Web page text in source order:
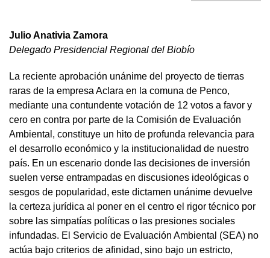
Julio Anativia Zamora
Delegado Presidencial Regional del Biobío
La reciente aprobación unánime del proyecto de tierras
raras de la empresa Aclara en la comuna de Penco,
mediante una contundente votación de 12 votos a favor y
cero en contra por parte de la Comisión de Evaluación
Ambiental, constituye un hito de profunda relevancia para
el desarrollo económico y la institucionalidad de nuestro
país. En un escenario donde las decisiones de inversión
suelen verse entrampadas en discusiones ideológicas o
sesgos de popularidad, este dictamen unánime devuelve
la certeza jurídica al poner en el centro el rigor técnico por
sobre las simpatías políticas o las presiones sociales
infundadas. El Servicio de Evaluación Ambiental (SEA) no
actúa bajo criterios de afinidad, sino bajo un estricto,